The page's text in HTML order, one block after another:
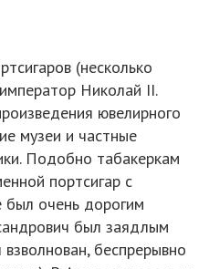
(несколько
Николай II.
ювелирного
музеи и частные
Подобно табакеркам
портсигар с
очень дорогим
был заядлым
беспрерывно